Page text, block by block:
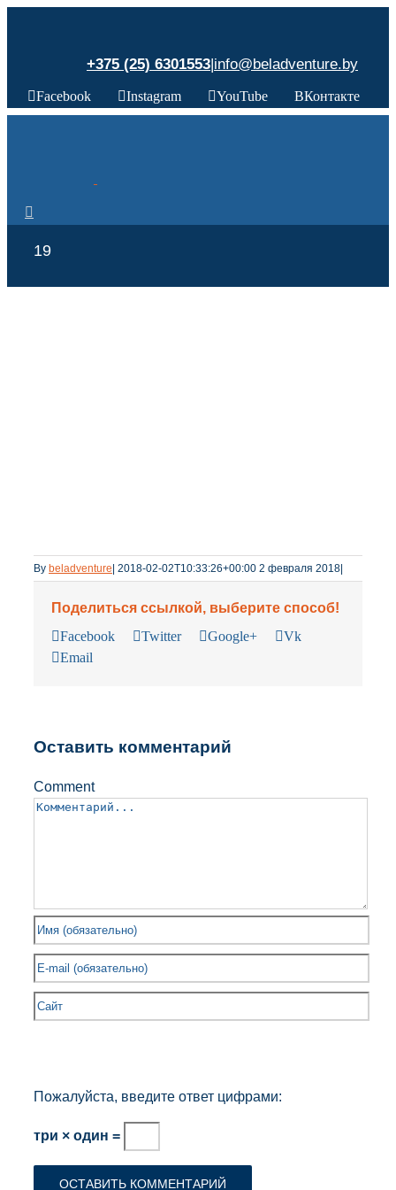
+375 (25) 6301553|info@beladventure.by
Facebook Instagram YouTube ВКонтакте
19
By beladventure 2018-02-02T10:33:26+00:00 2 февраля 2018
Поделиться ссылкой, выберите способ!
Facebook
Twitter Google+
Vk
Email
Оставить комментарий
Comment
Пожалуйста, введите ответ цифрами:
три × один =